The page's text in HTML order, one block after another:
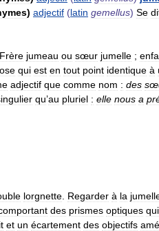
) adjectif (latin gemellus) Se
Frère jumeau ou sœur jumelle ;
qui est en tout point identique à
adjectif que comme nom : des
qu’au pluriel : elle nous a
lorgnette Regarder à la
des prismes optiques qui
et un écartement des objectifs